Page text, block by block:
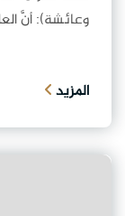
وعائشة): أنَّ
المزيد